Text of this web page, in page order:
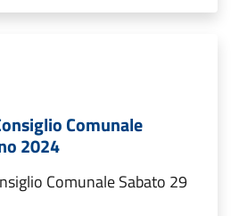
Comunale
2024
Comunale Sabato 29